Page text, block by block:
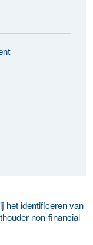
het identificeren van
non-financial